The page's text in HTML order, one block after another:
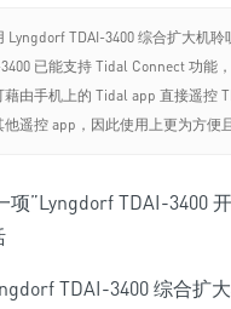
Lyngdorf TDAI-3400 综合扩大机聆
已能支持 Tidal Connect 功能
由手机上的 Tidal app 直接遥控
遥控 app，因此使用上更为方便
TDAI-3400 综合扩